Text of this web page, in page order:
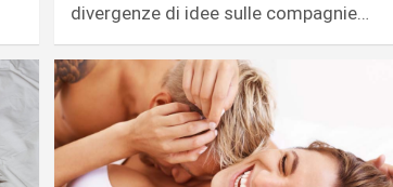
divergenze di idee sulle compagnie…